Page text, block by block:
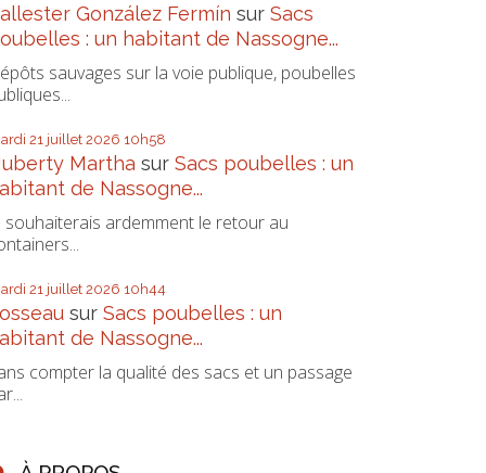
González Fermín surSacs
: un habitant de Nassogne...
sauvages sur la voie publique, poubelles
21 juillet 2026 10h58
Martha surSacs poubelles : un
de Nassogne...
souhaiterais ardemment le retour au
21 juillet 2026 10h44
surSacs poubelles : un
de Nassogne...
compter la qualité des sacs et un passage